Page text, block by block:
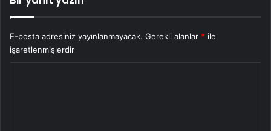
E-posta adresiniz yayınlanmayacak. Gerekli alanlar * ile
işaretlenmişlerdir